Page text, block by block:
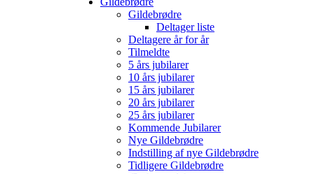
Gildebrødre
Deltager liste
Deltagere år for år
Tilmeldte
5 års jubilarer
10 års jubilarer
15 års jubilarer
20 års jubilarer
25 års jubilarer
Kommende Jubilarer
Nye Gildebrødre
Indstilling af nye Gildebrødre
Tidligere Gildebrødre